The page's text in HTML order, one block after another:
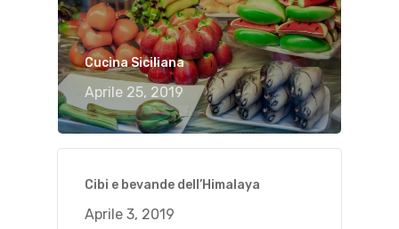
Cucina Siciliana
Aprile 25, 2019
Cibi e bevande dell’Himalaya
Aprile 3, 2019